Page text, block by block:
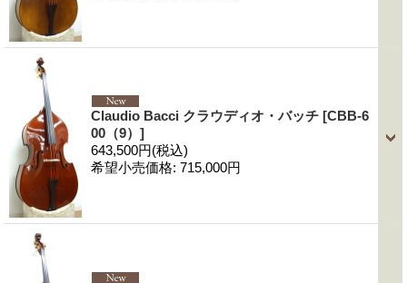
Claudio Bacci クラウディオ・バッチ [CBB-6
00（9）]
643,500円(税込)
希望小売価格: 715,000円